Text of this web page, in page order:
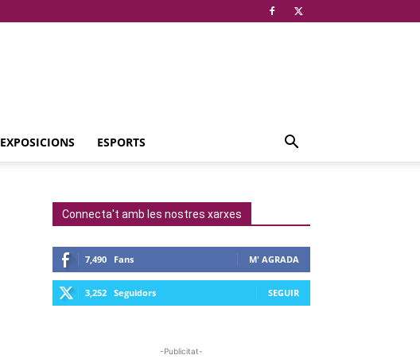
EXPOSICIONS ESPORTS
Connecta't amb les nostres xarxes
7,490 Fans M' AGRADA
3,252 Seguidors SEGUIR
-Publicitat-